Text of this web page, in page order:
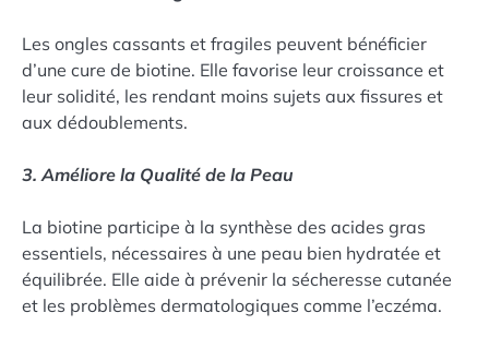
Les ongles cassants et fragiles peuvent bénéficier
d’une cure de biotine. Elle favorise leur croissance et
leur solidité, les rendant moins sujets aux fissures et
aux dédoublements.
3. Améliore la Qualité de la Peau
La biotine participe à la synthèse des acides gras
essentiels, nécessaires à une peau bien hydratée et
équilibrée. Elle aide à prévenir la sécheresse cutanée
et les problèmes dermatologiques comme l’eczéma.